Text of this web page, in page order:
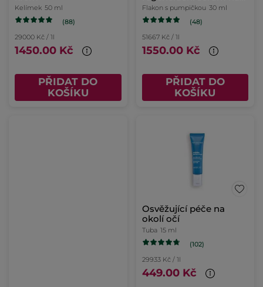
Kelímek 50 ml
(88)
29000 Kč / 1l
1450.00 Kč
PŘIDAT DO
KOŠÍKU
noc
Flakon s pumpičkou 30 ml
(48)
51667 Kč / 1l
1550.00 Kč
PŘIDAT DO
KOŠÍKU
Osvěžující péče na
okolí očí
Tuba 15 ml
(102)
29933 Kč / 1l
449.00 Kč